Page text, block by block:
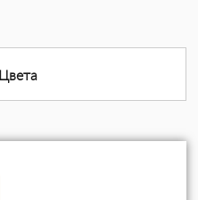
Цвета